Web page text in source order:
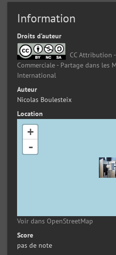
Information
Droits d’auteur
CC Attribution
Commerciale - Partage dans les
International
Auteur
Nicolas Boulesteix
Location
+
-
Voir dans OpenStreetMap
Score
pas de note